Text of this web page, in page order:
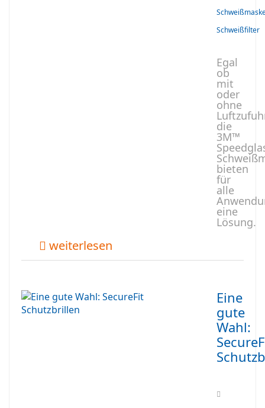
Schweißfilter
Egal
ob
mit
oder
ohne
die
3M™
bieten
für
alle
eine
Lösung.
weiterlesen
Eine
gute
Wahl: